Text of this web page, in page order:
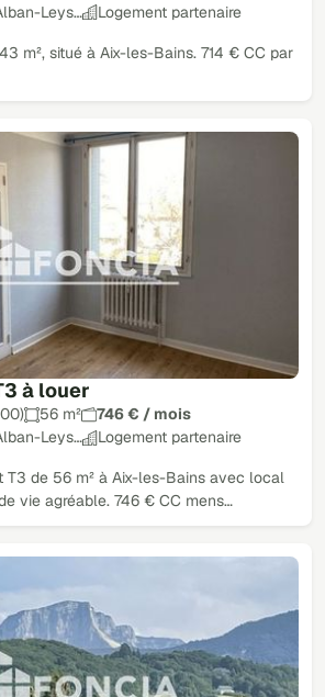
Leys…
Logement partenaire
m², situé à Aix-les-Bains. 714 € CC par
à louer
56 m²
746 € / mois
Leys…
Logement partenaire
T3 de 56 m² à Aix-les-Bains avec local
vie agréable. 746 € CC mens…